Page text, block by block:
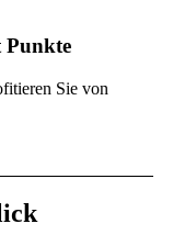
Punkte
Sie von